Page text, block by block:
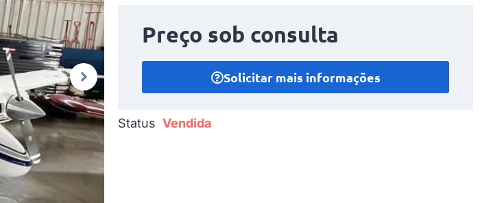
Preço sob consulta
Solicitar mais informações
Status Vendida